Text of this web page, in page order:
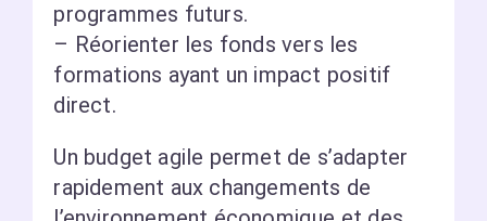
programmes futurs.
– Réorienter les fonds vers les
formations ayant un impact positif
direct.
Un budget agile permet de s’adapter
rapidement aux changements de